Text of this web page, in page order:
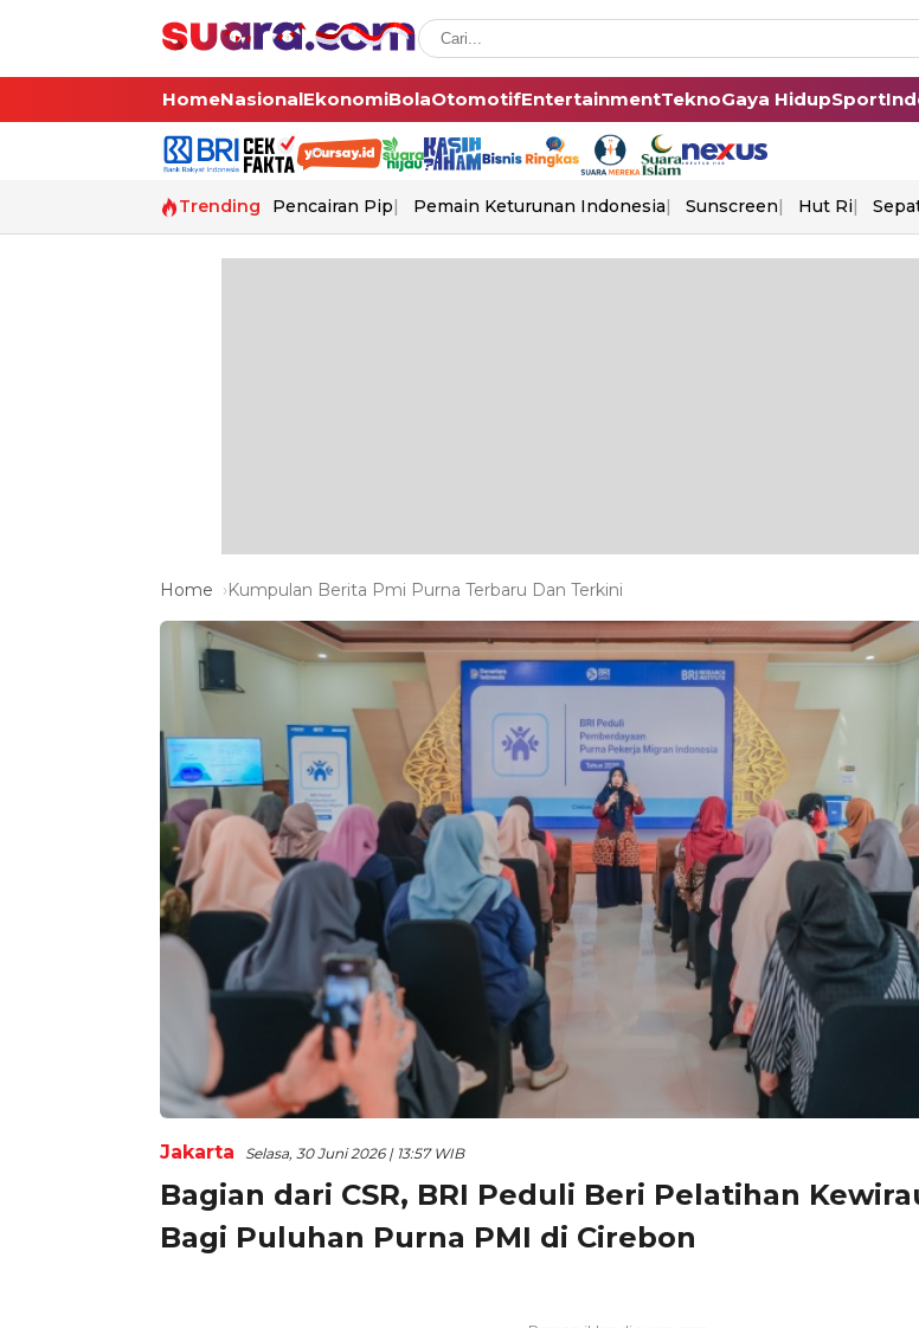
HomeNasionalEkonomiBolaOtomotifEntertainmentTeknoGaya HidupSport
Trending Pencairan Pip Pemain Keturunan Indonesia Sunscreen Hut Ri
Home Kumpulan Berita Pmi Purna Terbaru Dan Terkini
Jakarta Selasa, 30 Juni 2026 | 13:57 WIB
Bagian dari CSR, BRI Peduli Beri Pelatihan
Bagi Puluhan Purna PMI di Cirebon